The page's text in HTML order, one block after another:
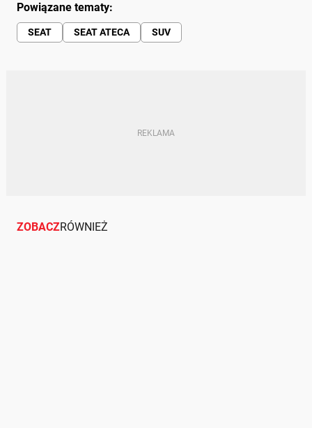
Powiązane tematy:
SEAT SEAT ATECA SUV
ZOBACZRÓWNIEŻ